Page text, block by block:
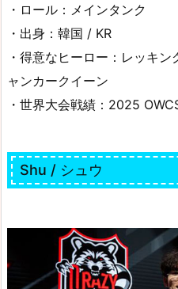
・ロール：メインタンク
・出身：韓国 / KR
・得意なヒーロー：レッキ
ャンカークイーン
・世界大会戦績：2025
Shu / シュウ